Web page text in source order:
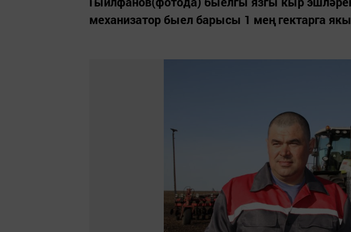
механизатор быел барысы 1 мең гектарга